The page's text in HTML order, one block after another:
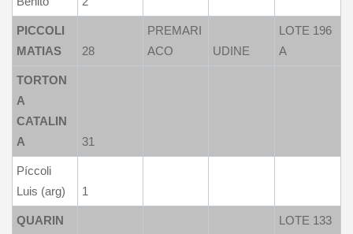
PICCOLI
MATIAS
28
PREMARI
ACO
UDINE
LOTE 196
A
TORTON
A
CATALIN
A
31
Píccoli
Luis (arg)
1
QUARIN LOTE 133